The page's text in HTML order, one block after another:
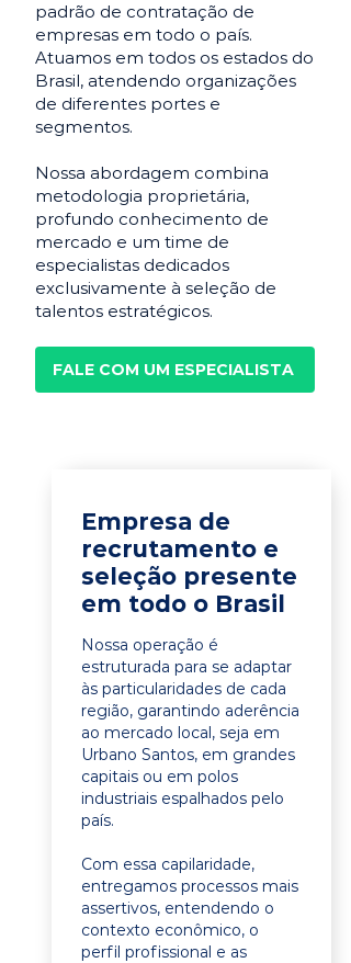
padrão de contratação de
empresas em todo o país.
Atuamos em todos os estados do
Brasil, atendendo organizações
de diferentes portes e
segmentos.
Nossa abordagem combina
metodologia proprietária,
profundo conhecimento de
mercado e um time de
especialistas dedicados
exclusivamente à seleção de
talentos estratégicos.
FALE COM UM ESPECIALISTA
Empresa de
recrutamento e
seleção presente
em todo o Brasil
Nossa operação é
estruturada para se adaptar
às particularidades de cada
região, garantindo aderência
ao mercado local, seja em
Urbano Santos, em grandes
capitais ou em polos
industriais espalhados pelo
país.
Com essa capilaridade,
entregamos processos mais
assertivos, entendendo o
contexto econômico, o
perfil profissional e as